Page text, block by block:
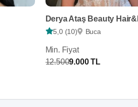
5,0 (10) Buca
Min. Fiyat
12.5009.000 TL